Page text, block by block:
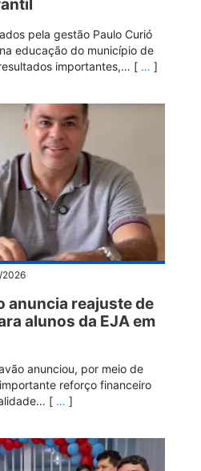
pela gestão Paulo Curió
educação do município de
importantes,… [ … ]
2026
anuncia reajuste de
alunos da EJA em
anunciou, por meio de
reforço financeiro
[ … ]